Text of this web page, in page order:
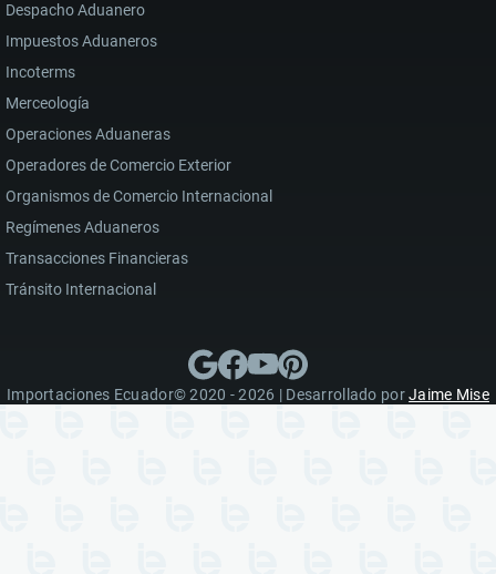
Despacho Aduanero
Impuestos Aduaneros
Incoterms
Merceología
Operaciones Aduaneras
Operadores de Comercio Exterior
Organismos de Comercio Internacional
Regímenes Aduaneros
Transacciones Financieras
Tránsito Internacional
Importaciones Ecuador© 2020 - 2026 | Desarrollado porJaime Mise